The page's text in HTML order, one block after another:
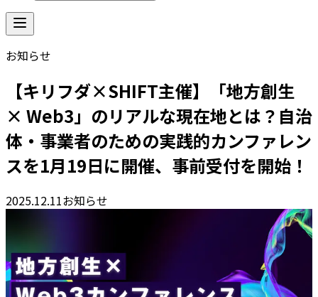
お知らせ
【キリフダ×SHIFT主催】「地方創生
× Web3」のリアルな現在地とは？自治
体・事業者のための実践的カンファレン
スを1月19日に開催、事前受付を開始！
2025.12.11お知らせ